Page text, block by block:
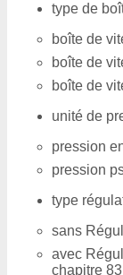
type de
boîte de
boîte de
boîte de
unité de
pression
pression
type
sans
avec
chapitre